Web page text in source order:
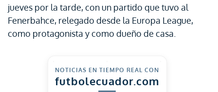
jueves por la tarde, con un partido que tuvo al
Fenerbahce, relegado desde la Europa League,
como protagonista y como dueño de casa.
NOTICIAS EN TIEMPO REAL CON
futbolecuador.com